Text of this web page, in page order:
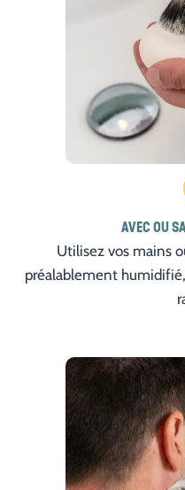
AVEC OU
Utilisez vos mains
préalablement